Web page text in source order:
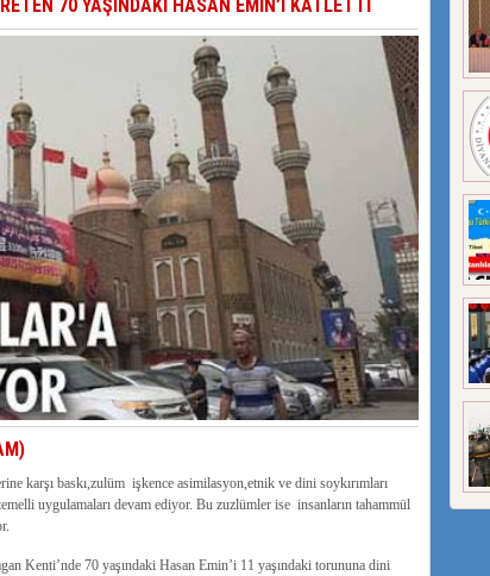
70 YAŞINDAKİ HASAN EMİN’İ KATLETTİ
karşı baskı,zulüm işkence asimilasyon,etnik ve dini soykırımları
uygulamaları devam ediyor. Bu zuzlümler ise insanların tahammül
Kenti’nde 70 yaşındaki Hasan Emin’i 11 yaşındaki torununa dini